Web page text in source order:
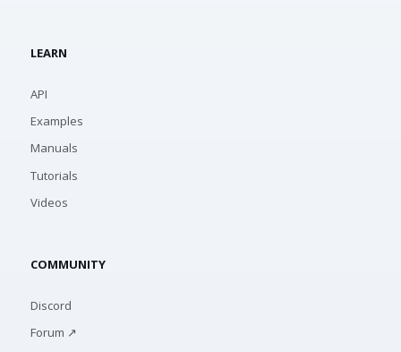
LEARN
API
Examples
Manuals
Tutorials
Videos
COMMUNITY
Discord
Forum ↗